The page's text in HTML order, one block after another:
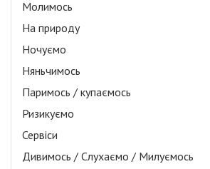
Молимось
На природу
Ночуємо
Няньчимось
Паримось / купаємось
Ризикуємо
Сервіси
Дивимось / Слухаємо / Милуємось